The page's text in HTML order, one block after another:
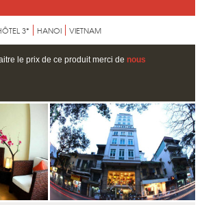
3* HANOI VIETNAM
le prix de ce produit merci de nous